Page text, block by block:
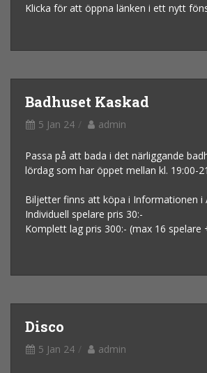
Klicka för att öppna länken i ett nytt
Badhuset Kaskad
5 Jan 24 admin
Passa på att bada i det närliggande
lördag som har öppet mellan kl. 19:00-
Biljetter finns att köpa i Informationen i
Individuell spelare pris 30:-
Komplett lag pris 300:- (max 16 spelare
Disco
5 Jan 24 admin